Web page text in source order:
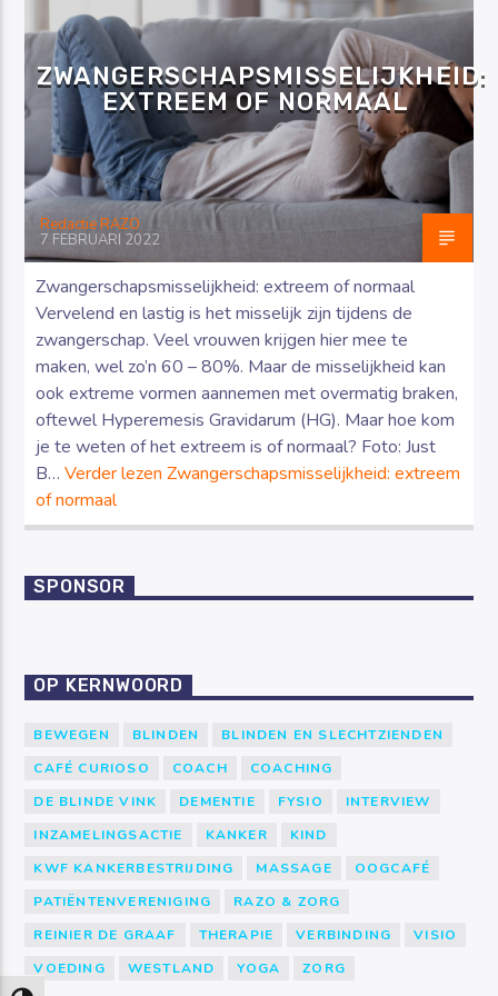
Luister RAZO online
ZWANGERSCHAPSMISSELIJKHEID:
EXTREEM OF NORMAAL
Redactie RAZO
7 FEBRUARI 2022
Zwangerschapsmisselijkheid: extreem of normaal
Vervelend en lastig is het misselijk zijn tijdens de
zwangerschap. Veel vrouwen krijgen hier mee te
maken, wel zo’n 60 – 80%. Maar de misselijkheid kan
ook extreme vormen aannemen met overmatig braken,
oftewel Hyperemesis Gravidarum (HG). Maar hoe kom
je te weten of het extreem is of normaal? Foto: Just
B…Verder lezen Zwangerschapsmisselijkheid: extreem
of normaal
SPONSOR
OP KERNWOORD
BEWEGEN BLINDEN
BLINDEN EN SLECHTZIENDEN
CAFÉ CURIOSO
COACH
COACHING
DE BLINDE VINK
DEMENTIE FYSIO
INTERVIEW
INZAMELINGSACTIE
KANKER
KIND
KWF KANKERBESTRIJDING
MASSAGE
OOGCAFÉ
PATIËNTENVERENIGING
RAZO & ZORG
REINIER DE GRAAF
THERAPIE VERBINDING
VISIO
VOEDING
WESTLAND YOGA ZORG